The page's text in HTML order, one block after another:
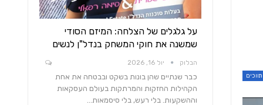
על גלגלים של הצלחה: המיזם הסודי
שמשנה את חוקי המשחק בנדל"ן לנשים
הבלוק יול 16, 2026
כבר שנתיים שהן בונות בשקט ובבטחה את אחת
הקהילות החזקות והמרתקות בעולם העסקאות
וההשקעות. בלי רעש, בלי סיסמאות…